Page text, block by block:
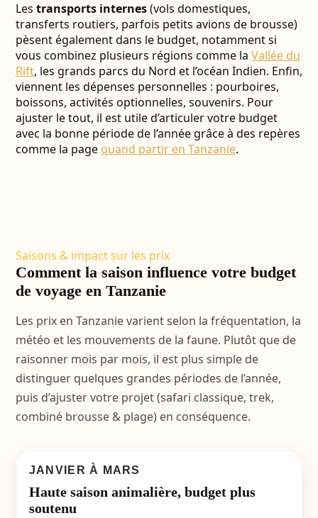
Les transports internes(vols domestiques,
transferts routiers, parfois petits avions de brousse)
pèsent également dans le budget, notamment si
vous combinez plusieurs régions comme la Vallée du
Rift, les grands parcs du Nord et l’océan Indien. Enfin,
viennent les dépenses personnelles : pourboires,
boissons, activités optionnelles, souvenirs. Pour
ajuster le tout, il est utile d’articuler votre budget
avec la bonne période de l’année grâce à des repères
comme la page quand partir en Tanzanie.
Saisons & impact sur les prix
Comment la saison influence votre budget
de voyage en Tanzanie
Les prix en Tanzanie varient selon la fréquentation, la
météo et les mouvements de la faune. Plutôt que de
raisonner mois par mois, il est plus simple de
distinguer quelques grandes périodes de l’année,
puis d’ajuster votre projet (safari classique, trek,
combiné brousse & plage) en conséquence.
JANVIER À MARS
Haute saison animalière, budget plus
soutenu